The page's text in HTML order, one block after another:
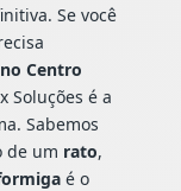
Se você
Centro
Soluções é a
Sabemos
de um rato,
é o